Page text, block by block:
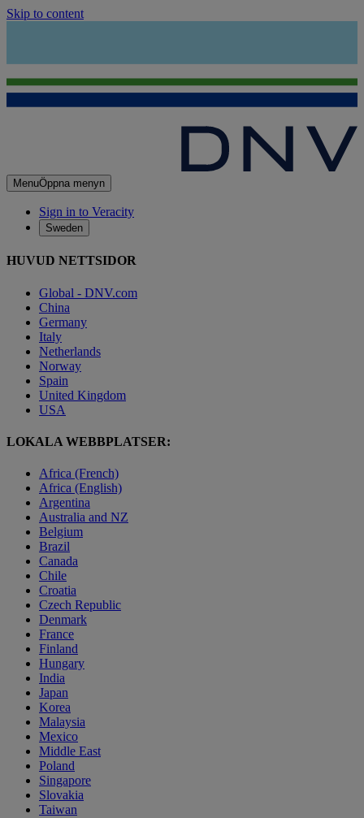
Skip to content
MenuÖppna menyn
Sign in to Veracity
Sweden
HUVUD NETTSIDOR
Global - DNV.com
China
Germany
Italy
Netherlands
Norway
Spain
United Kingdom
USA
LOKALA WEBBPLATSER:
Africa (French)
Africa (English)
Argentina
Australia and NZ
Belgium
Brazil
Canada
Chile
Croatia
Czech Republic
Denmark
France
Finland
Hungary
India
Japan
Korea
Malaysia
Mexico
Middle East
Poland
Singapore
Slovakia
Taiwan